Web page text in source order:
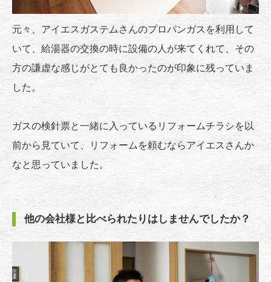
元々、アイエスガステムさんのプロパンガスを利用して
いて、給湯器の交換の時に設備の人が来てくれて、その
方の謙虚な感じがとても良かったのが印象に残っていま
した。
ガスの検針票と一緒に入っているリフォームチラシを以
前から見ていて、リフォームを頼むならアイエスさんか
なと思っていました。
他の会社様と比べられたりはしませんでしたか？